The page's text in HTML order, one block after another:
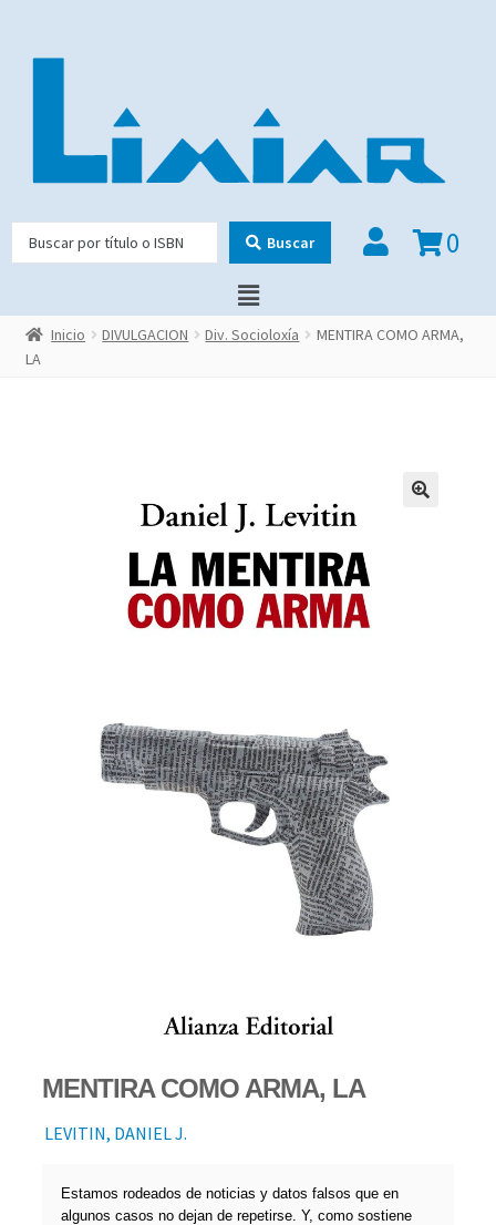
Buscar 0
Inicio DIVULGACION Div. Socioloxía
MENTIRA COMO ARMA,
LA
MENTIRA COMO ARMA, LA
LEVITIN, DANIEL J.
Estamos rodeados de noticias y datos falsos que en
algunos casos no dejan de repetirse. Y, como sostiene